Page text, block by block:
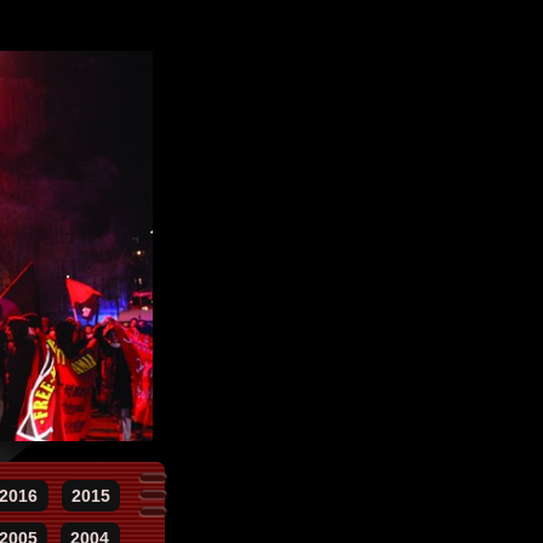
2016 2015
2005 2004